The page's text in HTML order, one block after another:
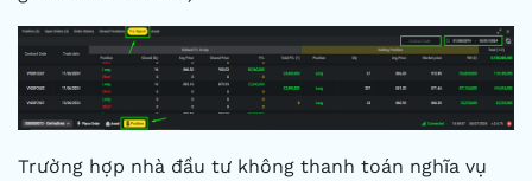
Trường hợp nhà đầu tư không thanh toán nghĩa vụ